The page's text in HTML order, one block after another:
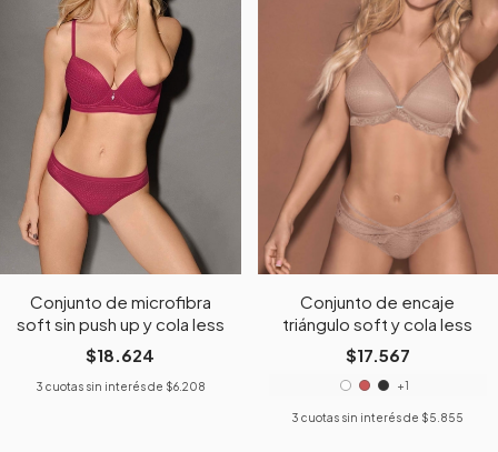
Conjunto de microfibra
soft sin push up y cola less
$18.624
3 cuotas sin interés de $6.208
Conjunto de encaje
triángulo soft y cola less
$17.567
+1
3 cuotas sin interés de $5.855